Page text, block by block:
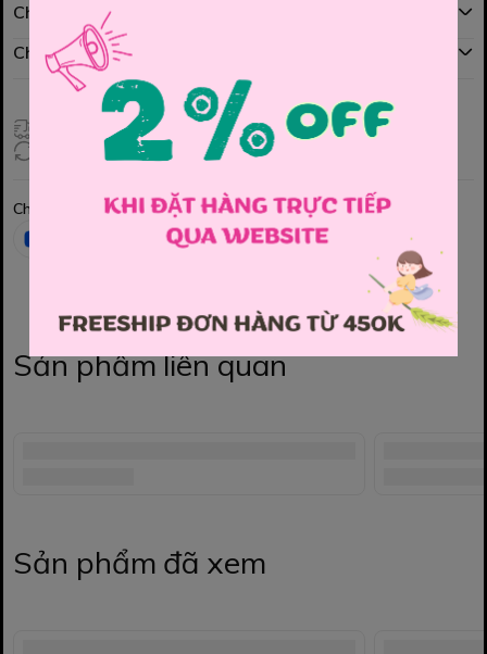
Chính sách mua hàng
Chính sách đổi hàng
Giao hàng toàn quốc
Đổi hàng 3 ngày (HCM), 7 ngày (Tỉnh)
Chia sẻ
Sản phẩm liên quan
Sản phẩm đã xem